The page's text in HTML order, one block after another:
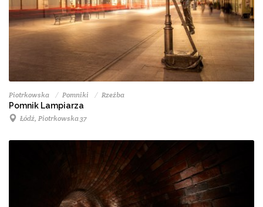
Piotrkowska Pomniki Rzeźba
Pomnik Lampiarza
Łódź, Piotrkowska 37